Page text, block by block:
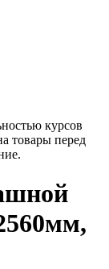
курсов
товары перед